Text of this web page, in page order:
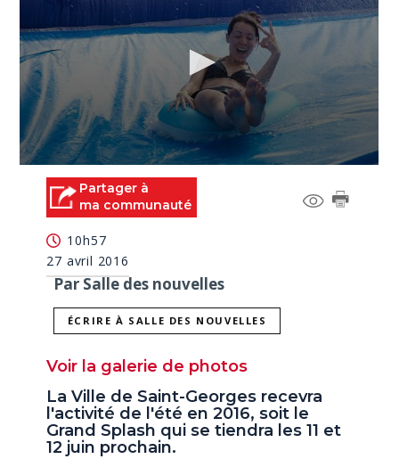
seconds Partager à
ma communauté
10h57
27 avril 2016
Par Salle des nouvelles
ÉCRIRE À SALLE DES NOUVELLES
Voir la galerie de photos
La Ville de Saint-Georges recevra
l'activité de l'été en 2016, soit le
Grand Splash qui se tiendra les 11 et
12 juin prochain.